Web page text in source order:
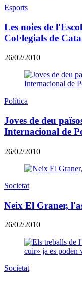
Esports
Les noies de
Col·legials de
26/02/2010
Política
Joves de deu
Internacional de
26/02/2010
Societat
Neix El Graner,
26/02/2010
Societat